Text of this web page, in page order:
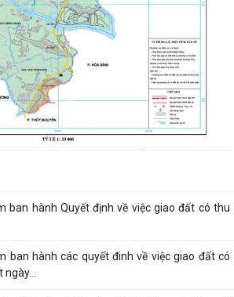
thông báo Về việc niêm yết công khai kết quả
Giấy...
mất Quyết định giao đất cho công dân làm
Tài tại...
HẢI PHÒNG HƯỚNG DẪN KÊ KHAI THÔNG
ĐẦU NĂM ĐỐI VỚI HỘ...
BÌNH YÊN"
ban hành Kế hoạch Giám sát và xử lý dịch, ổ
Lưu Kiếm
ban hành Quyết định về việc giao đất có thu